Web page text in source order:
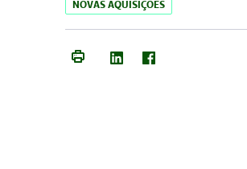
NOVAS AQUISIÇÕES